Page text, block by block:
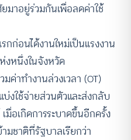
มาอยู่ร่วมกันเพื่อลดค่าใช้
ก่อนได้งานใหม่เป็นแรงงาน
งหนึ่งในจังหวัด
ค่าทำงานล่วงเวลา (OT)
งใช้จ่ายส่วนตัวและส่งกลับ
มื่อเกิดการระบาดขึ้นอีกครั้ง
มชาติที่รัฐบาลเรียกว่า